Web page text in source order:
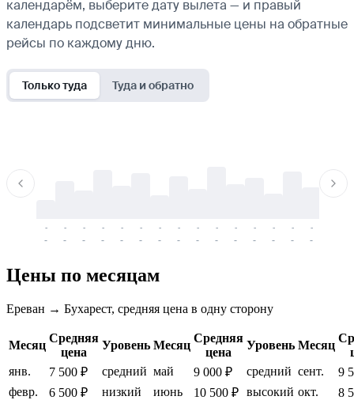
календарём, выберите дату вылета — и правый
календарь подсветит минимальные цены на обратные
рейсы по каждому дню.
Только туда Туда и обратно
-
-
-
-
-
-
-
-
-
-
-
-
-
-
-
-
-
-
-
-
-
-
-
-
-
-
-
-
-
-
Цены по месяцам
Ереван → Бухарест, средняя цена в одну сторону
Месяц
Средняя
цена
Уровень Месяц
Средняя
цена
Уровень Месяц
янв.
7 500 ₽ средний май 9 000 ₽ средний сент.
9
февр.
6 500 ₽ низкий июнь 10 500 ₽ высокий окт.
8